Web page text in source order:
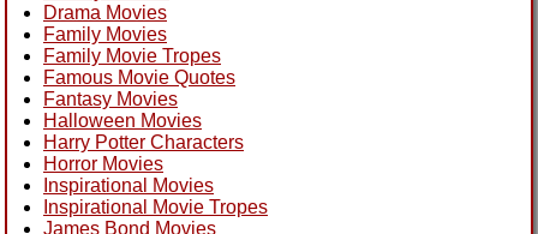
Drama Movies
Family Movies
Family Movie Tropes
Famous Movie Quotes
Fantasy Movies
Halloween Movies
Harry Potter Characters
Horror Movies
Inspirational Movies
Inspirational Movie Tropes
James Bond Movies